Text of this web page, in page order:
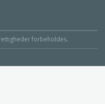
forbeholdes.